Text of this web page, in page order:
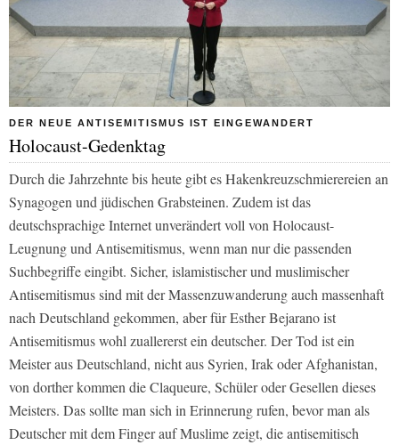
DER NEUE ANTISEMITISMUS IST EINGEWANDERT
Holocaust-Gedenktag
Durch die Jahrzehnte bis heute gibt es Hakenkreuzschmierereien an
Synagogen und jüdischen Grabsteinen. Zudem ist das
deutschsprachige Internet unverändert voll von Holocaust-
Leugnung und Antisemitismus, wenn man nur die passenden
Suchbegriffe eingibt. Sicher, islamistischer und muslimischer
Antisemitismus sind mit der Massenzuwanderung auch massenhaft
nach Deutschland gekommen, aber für Esther Bejarano ist
Antisemitismus wohl zuallererst ein deutscher. Der Tod ist ein
Meister aus Deutschland, nicht aus Syrien, Irak oder Afghanistan,
von dorther kommen die Claqueure, Schüler oder Gesellen dieses
Meisters. Das sollte man sich in Erinnerung rufen, bevor man als
Deutscher mit dem Finger auf Muslime zeigt, die antisemitisch